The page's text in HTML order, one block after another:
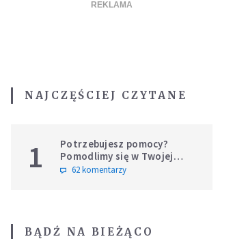
NAJCZĘŚCIEJ CZYTANE
1
Potrzebujesz pomocy?
Pomodlimy się w Twojej
intencji
62 komentarzy
BĄDŹ NA BIEŻĄCO